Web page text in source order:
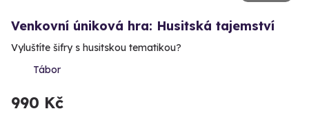
Venkovní úniková hra: Husitská tajemství
Vyluštíte šifry s husitskou tematikou?
Tábor
990 Kč